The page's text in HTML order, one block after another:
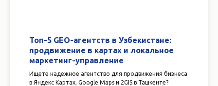
Топ-5 GEO-агентств в Узбекистане:
продвижение в картах и локальное
маркетинг-управление
Ищете надежное агентство для продвижения бизнеса
в Яндекс Картах, Google Maps и 2GIS в Ташкенте?